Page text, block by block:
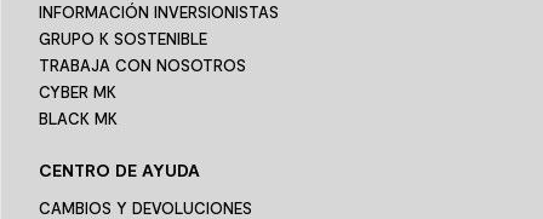
INFORMACIÓN INVERSIONISTAS
GRUPO K SOSTENIBLE
TRABAJA CON NOSOTROS
CYBER MK
BLACK MK
CENTRO DE AYUDA
CAMBIOS Y DEVOLUCIONES